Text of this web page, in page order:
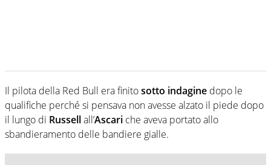
Il pilota della Red Bull era finitosotto indagine dopo le
qualifiche perché si pensava non avesse alzato il piede dopo
il lungo di Russellall’Ascari che aveva portato allo
sbandieramento delle bandiere gialle.